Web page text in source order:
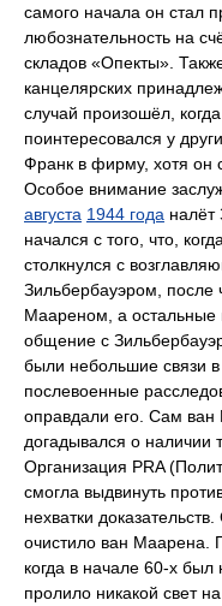
самого начала он стал
любознательность на
складов «Опекты».
канцелярских
случай произошёл,
поинтересовался у
Франк в фирму, хотя он
Особое внимание
августа 1944 года налёт
начался с того, что,
столкнулся с
Зильбербауэром, после
Маареном, а
общение с
были небольшие связи в
послевоенные
оправдали его. Сам ван
догадывался о наличии
Организация PRA
смогла выдвинуть
нехватки
очистило ван Маарена.
когда в начале 60-х
пролило никакой свет